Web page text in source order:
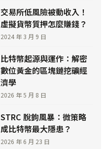
交易所低風險被動收入！
虛擬貨幣質押怎麼賺錢？
2024 年 3 月 9 日
比特幣起源與運作：解密
數位黃金的區塊鏈挖礦經
濟學
2026 年 5 月 8 日
STRC 脫鉤風暴：微策略
成比特幣最大隱患？
2026 年 6 月 23 日